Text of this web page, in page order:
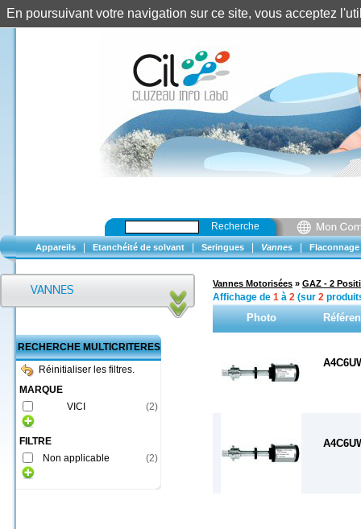
Recherche
Appareils Etanchéité de solvant Seringues Vannes Flaconnage
RECHERCHE MULTICRITERES
Réinitialiser les filtres.
MARQUE
VICI
(2)
FILTRE
Non applicable
(2)
Vannes Motorisées » GAZ - 2
Affichage de 1 à 2 (sur 2
Photo
En poursuivant votre navigation sur ce site, vous acceptez